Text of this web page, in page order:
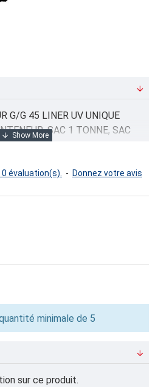
G/G 45 LINER UV UNIQUE
SAC 1 TONNE, SAC
5.00
pieds cubes
évaluation(s). - Donnez votre avis
minimale de 5
sur ce produit.